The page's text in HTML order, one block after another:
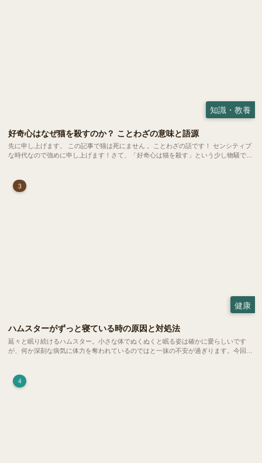
知識・教養
好奇心はなぜ猫を殺すのか？ ことわざの意味と語源
先に申し上げます。 この記事で猫は死にません 。ことわざの話です！ センシティブ
な時代なので強めに申し上げます！さて、「好奇心は猫を殺す」という少し物騒で、
3
健康
ハムスターがずっと寝ている時の原因と対処法
延々と眠り続けるハムスター。小さな体でぬくぬくと眠る姿は確かに愛らしいです
が、何か深刻な病気に体力を奪われているのではと一抹の不安が過ぎります。今回
4